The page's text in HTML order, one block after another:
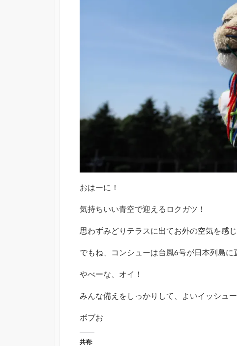
おはーに！
気持ちいい青空で迎えるロクガツ！
思わずみどりテラスに出てお外の空気を感
でもね、コンシューは台風6号が日本列島に
やべーな、オイ！
みんな備えをしっかりして、よいイッシュ
ボブお
共有: